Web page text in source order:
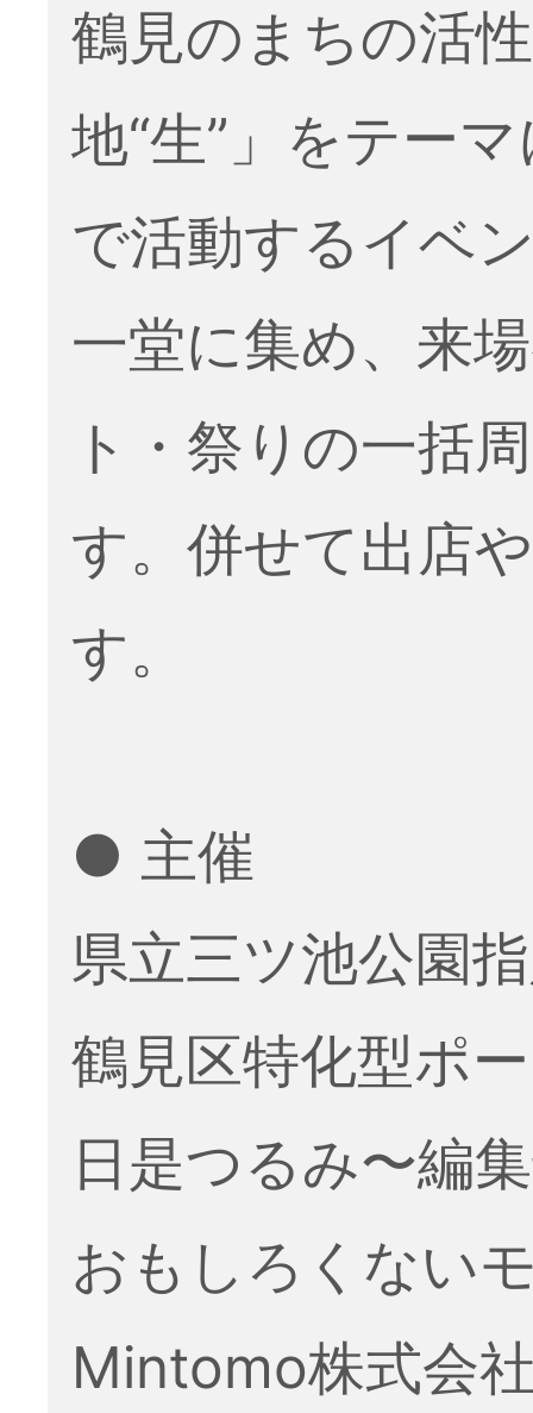
鶴見のまちの活
地“生”」をテー
で活動するイベ
一堂に集め、来
ト・祭りの一括
す。併せて出店
す。
● 主催
県立三ツ池公園
鶴見区特化型ポ
日是つるみ〜編
おもしろくない
Mintomo株式会